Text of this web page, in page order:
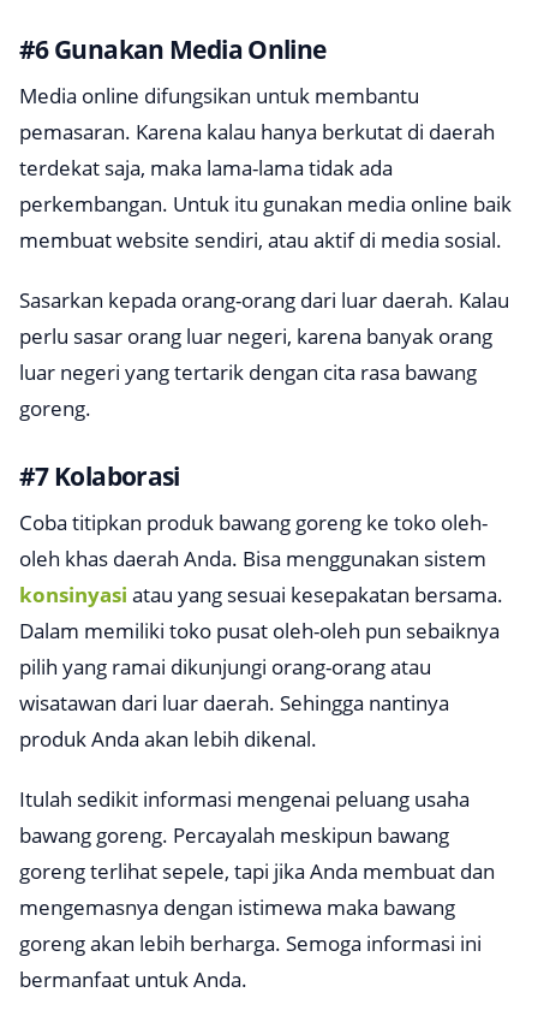
#6 Gunakan Media Online
Media online difungsikan untuk membantu
pemasaran. Karena kalau hanya berkutat di daerah
terdekat saja, maka lama-lama tidak ada
perkembangan. Untuk itu gunakan media online baik
membuat website sendiri, atau aktif di media sosial.
Sasarkan kepada orang-orang dari luar daerah. Kalau
perlu sasar orang luar negeri, karena banyak orang
luar negeri yang tertarik dengan cita rasa bawang
goreng.
#7 Kolaborasi
Coba titipkan produk bawang goreng ke toko oleh-
oleh khas daerah Anda. Bisa menggunakan sistem
konsinyasi atau yang sesuai kesepakatan bersama.
Dalam memiliki toko pusat oleh-oleh pun sebaiknya
pilih yang ramai dikunjungi orang-orang atau
wisatawan dari luar daerah. Sehingga nantinya
produk Anda akan lebih dikenal.
Itulah sedikit informasi mengenai peluang usaha
bawang goreng. Percayalah meskipun bawang
goreng terlihat sepele, tapi jika Anda membuat dan
mengemasnya dengan istimewa maka bawang
goreng akan lebih berharga. Semoga informasi ini
bermanfaat untuk Anda.